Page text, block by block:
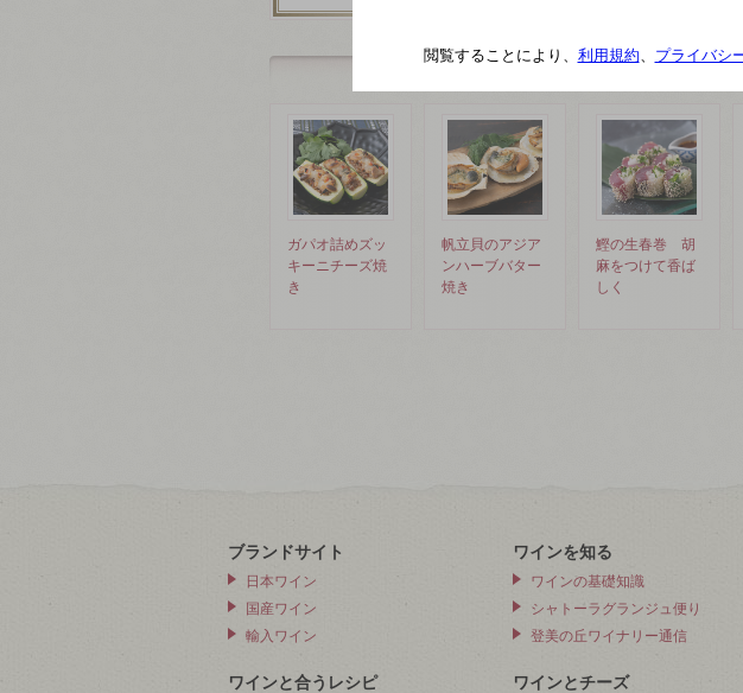
ガパオ詰めズッ
キーニチーズ焼
き
帆立貝のアジア
ンハーブバター
焼き
鰹の生春巻 胡
麻をつけて香ば
しく
ブランドサイト
日本ワイン
国産ワイン
輸入ワイン
ワインと合うレシピ
ワインを知る
ワインの基礎知識
シャトーラグランジュ便り
登美の丘ワイナリー通信
ワインとチーズ
閲覧することにより、 利用規約 プライバシ